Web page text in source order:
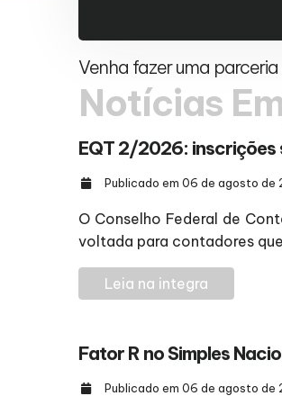
Venha fazer uma
Notícias
EQT 2/2026: inscrições
Publicado em 06 de agosto de
O Conselho Federal de
voltada para contadores
Leia na integra
Fator R no Simples
Publicado em 06 de agosto de